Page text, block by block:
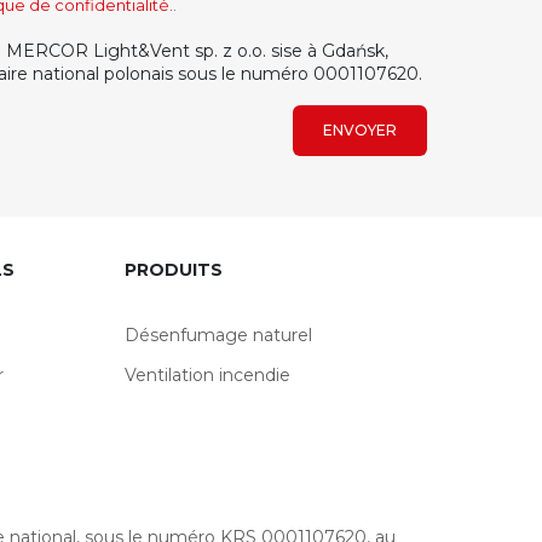
de confidentialité.
Light&Vent sp. z o.o. sise à Gdańsk,
national polonais sous le numéro 0001107620.
ENVOYER
PRODUITS
Désenfumage naturel
Ventilation incendie
sous le numéro KRS 0001107620, au